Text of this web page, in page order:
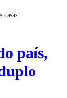
casas
país,